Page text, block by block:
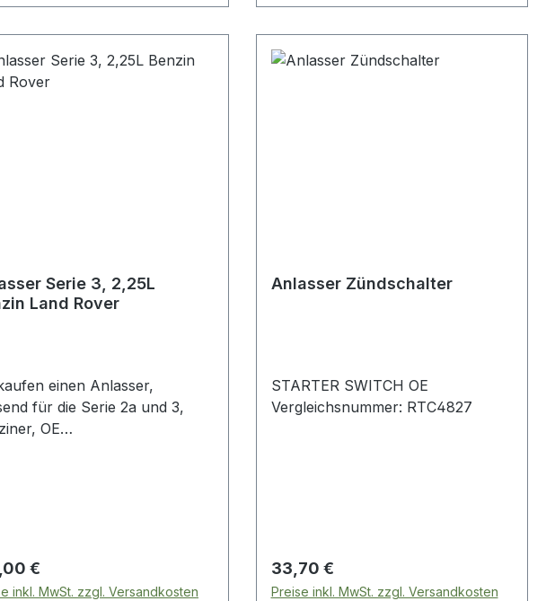
Serie 3, 2,25L
Land Rover
einen Anlasser,
für die Serie 2a und 3,
OE
Preis:
€
inkl. MwSt. zzgl. Versandkosten
Anlasser Zündschalter
STARTER SWITCH OE
Vergleichsnummer: RTC4827
Regulärer Preis:
33,70 €
Preise inkl. MwSt. zzgl. Versandkosten